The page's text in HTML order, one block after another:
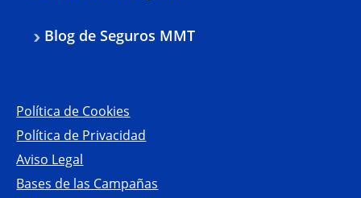
Blog de Seguros MMT
Política de Cookies
Política de Privacidad
Aviso Legal
Bases de las Campañas